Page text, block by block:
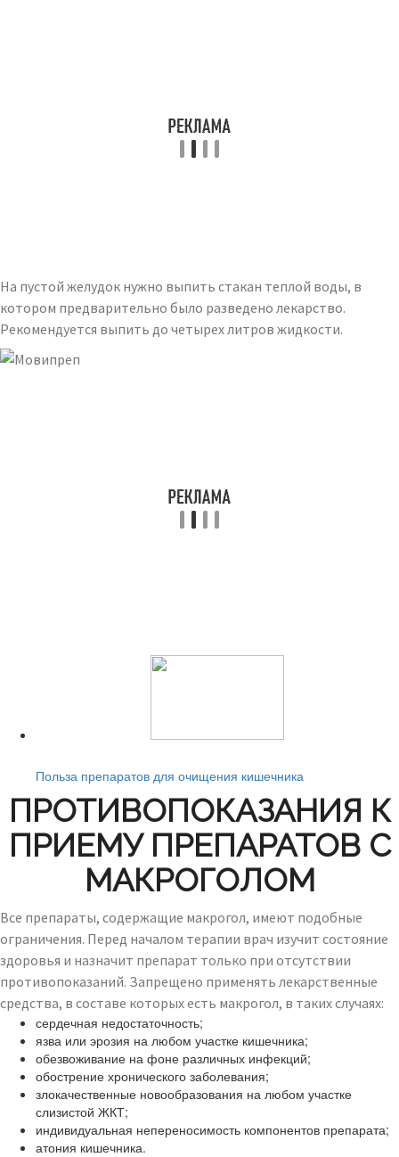
На пустой желудок нужно выпить стакан теплой воды, в
котором предварительно было разведено лекарство.
Рекомендуется выпить до четырех литров жидкости.
Польза препаратов для очищения кишечника
ПРОТИВОПОКАЗАНИЯ К
ПРИЕМУ ПРЕПАРАТОВ С
МАКРОГОЛОМ
Все препараты, содержащие макрогол, имеют подобные
ограничения. Перед началом терапии врач изучит состояние
здоровья и назначит препарат только при отсутствии
противопоказаний. Запрещено применять лекарственные
средства, в составе которых есть макрогол, в таких случаях:
сердечная недостаточность;
язва или эрозия на любом участке кишечника;
обезвоживание на фоне различных инфекций;
обострение хронического заболевания;
злокачественные новообразования на любом участке
слизистой ЖКТ;
индивидуальная непереносимость компонентов препарата;
атония кишечника.